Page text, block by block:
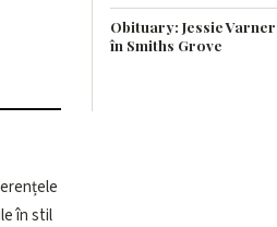
Obituary: Jessie
în Smiths Grove